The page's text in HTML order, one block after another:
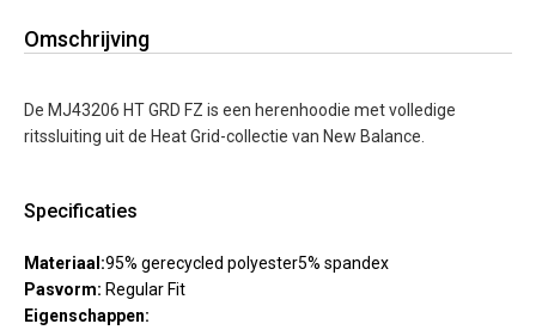
Omschrijving
De MJ43206 HT GRD FZ is een herenhoodie met volledige
ritssluiting uit de Heat Grid-collectie van New Balance.
Specificaties
Materiaal:95% gerecycled polyester5% spandex
Pasvorm: Regular Fit
Eigenschappen: